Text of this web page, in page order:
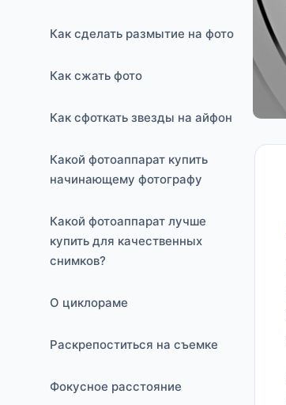
Как сделать размытие на фото
Как сжать фото
Как сфоткать звезды на айфон
Какой фотоаппарат купить
начинающему фотографу
Какой фотоаппарат лучше
купить для качественных
снимков?
О циклораме
Раскрепоститься на съемке
Фокусное расстояние